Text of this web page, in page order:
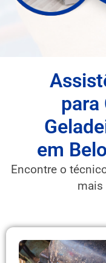
para
em
Encontre o
mais